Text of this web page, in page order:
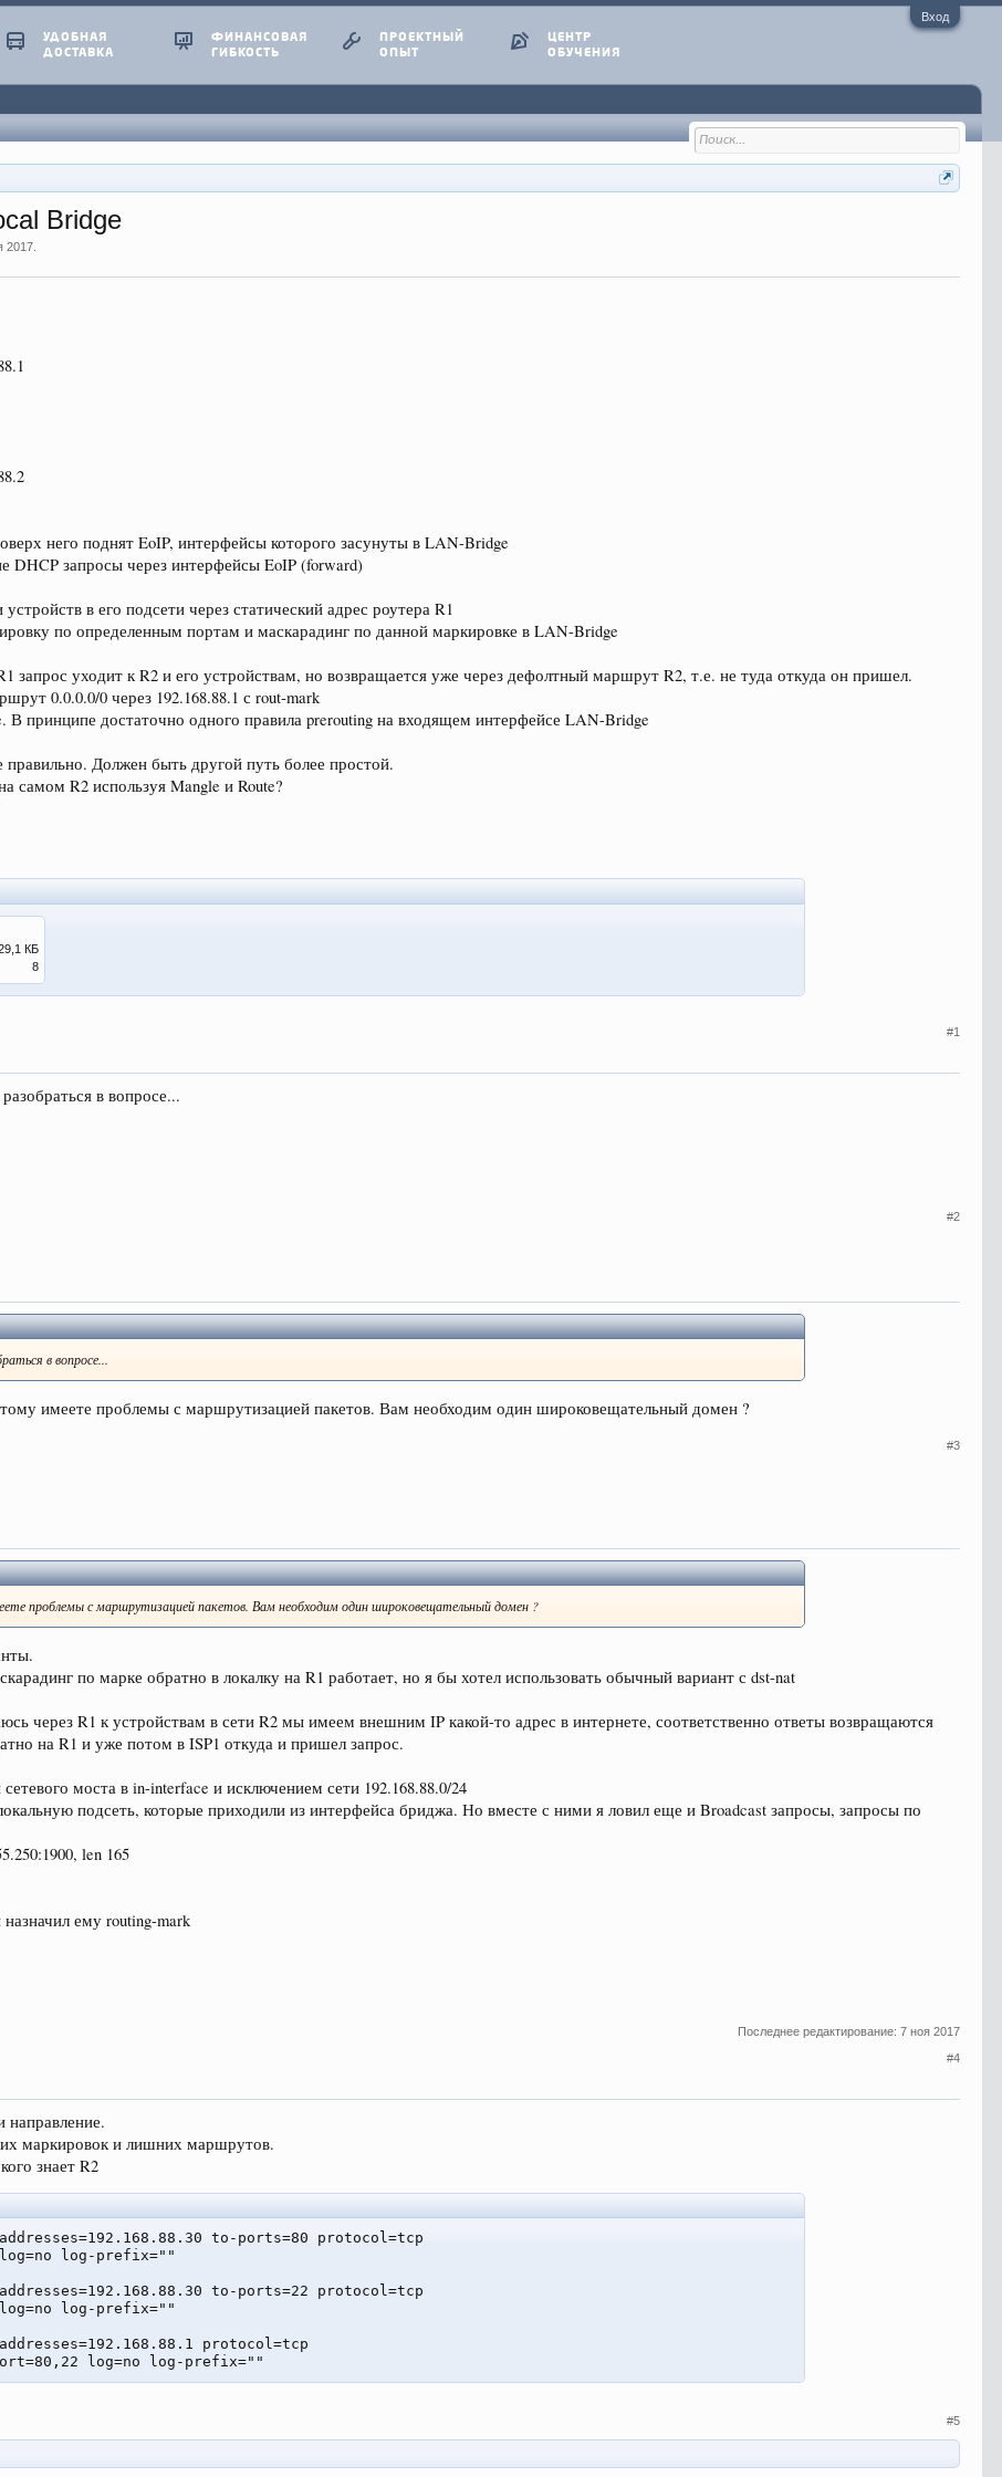
Вход
Bridge
2017
него поднят EoIP, интерфейсы которого засунуты в LAN-Bridge
DHCP запросы через интерфейсы EoIP (forward)
в его подсети через статический адрес роутера R1
по определенным портам и маскарадинг по данной маркировке в LAN-Bridge
запрос уходит к R2 и его устройствам, но возвращается уже через дефолтный маршрут R2, т.е. не туда откуда он пришел.
0.0.0.0/0 через 192.168.88.1 с rout-mark
В принципе достаточно одного правила prerouting на входящем интерфейсе LAN-Bridge
Должен быть другой путь более простой.
самом R2 используя Mangle и Route?
КБ
8
#1
в вопросе...
#2
в вопросе...
имеете проблемы с маршрутизацией пакетов. Вам необходим один широковещательный домен ?
#3
проблемы с маршрутизацией пакетов. Вам необходим один широковещательный домен ?
по марке обратно в локалку на R1 работает, но я бы хотел использовать обычный вариант с dst-nat
через R1 к устройствам в сети R2 мы имеем внешним IP какой-то адрес в интернете, соответственно ответы возвращаются
на R1 и уже потом в ISP1 откуда и пришел запрос.
моста в in-interface и исключением сети 192.168.88.0/24
подсеть, которые приходили из интерфейса бриджа. Но вместе с ними я ловил еще и Broadcast запросы, запросы по
len 165
назначил ему routing-mark
Последнее редактирование: 7 ноя 2017
#4
направление.
маркировок и лишних маршрутов.
знает R2
to-ports=80 protocol=tcp
log-prefix=""
to-ports=22 protocol=tcp
log-prefix=""
protocol=tcp
log=no log-prefix=""
#5
УДОБНАЯ
ДОСТАВКА
ФИНАНСОВАЯ
ГИБКОСТЬ
ПРОЕКТНЫЙ
ОПЫТ
ЦЕНТР
ОБУЧЕНИЯ